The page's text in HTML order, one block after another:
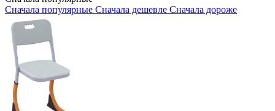
Сначала популярные Сначала дешевле Сначала дороже